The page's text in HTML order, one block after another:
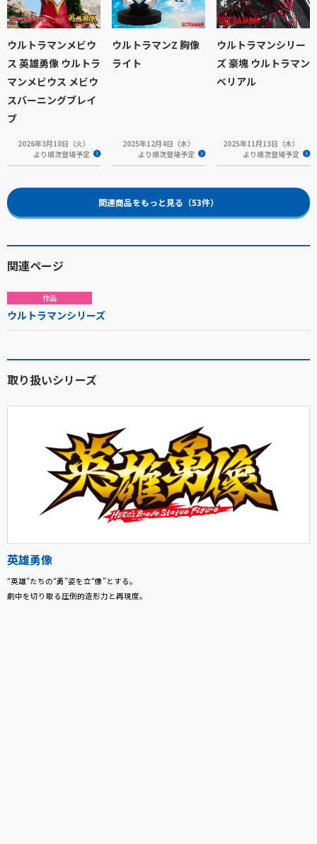
ウルトラマンメビウ
ス 英雄勇像 ウルトラ
マンメビウス メビウ
スバーニングブレイ
ブ
2026年3月10日（火）
より順次登場予定
ウルトラマンZ 胸像
ライト
2025年12月4日（木）
より順次登場予定
ウルトラマンシリー
ズ 豪塊 ウルトラマン
ベリアル
2025年11月13日（木）
より順次登場予定
関連商品をもっと見る（53件）
関連ページ
作品
ウルトラマンシリーズ
取り扱いシリーズ
英雄勇像
“英雄”たちの“勇”姿を立“像”とする。
劇中を切り取る圧倒的造形力と再現度。